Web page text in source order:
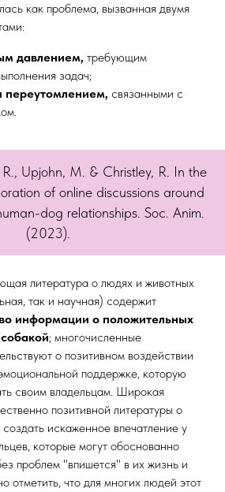
как проблема, вызванная двумя
давлением, требующим
задач;
переутомлением, связанными с
Upjohn, M. & Christley, R. In the
of online discussions around
dog relationships. Soc. Anim.
(2023).
литература о людях и животных
так и научная) содержит
информации о положительных
; многочисленные
о позитивном воздействии
поддержке, которую
своим владельцам. Широкая
позитивной литературы о
искаженное впечатление у
которые могут обоснованно
проблем "впишется" в их жизнь и
отметить, что для многих людей этот